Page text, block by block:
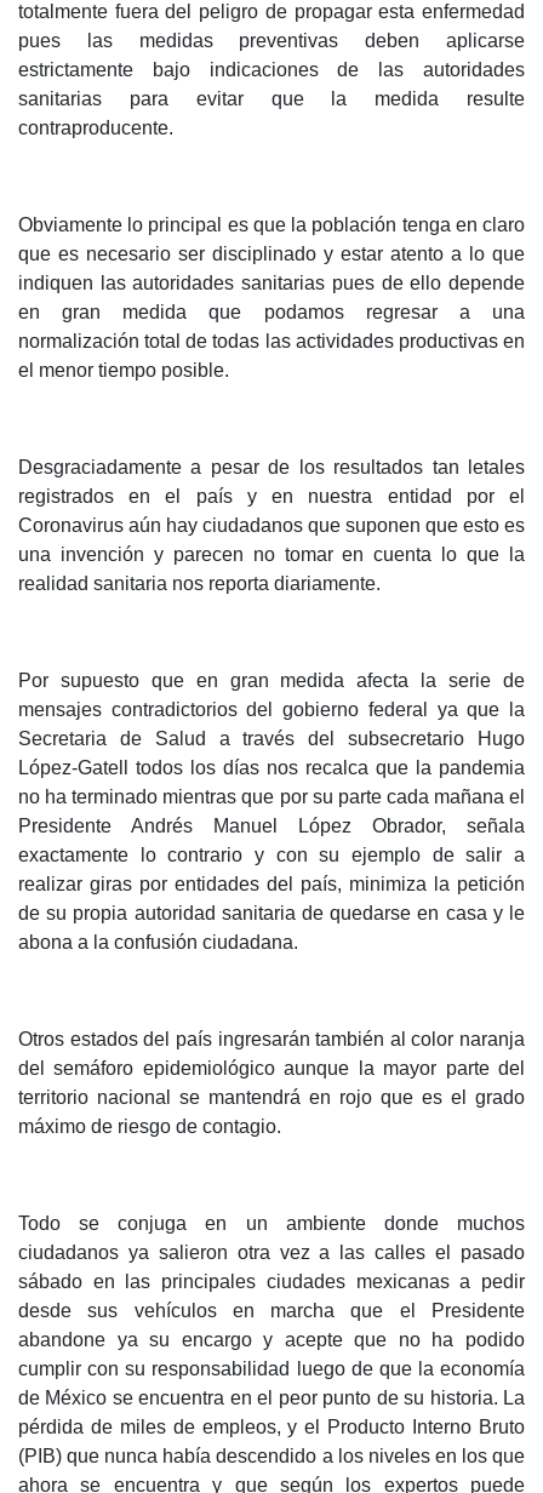
totalmente fuera del peligro de propagar esta enfermedad
pues las medidas preventivas deben aplicarse
estrictamente bajo indicaciones de las autoridades
sanitarias para evitar que la medida resulte
contraproducente.
Obviamente lo principal es que la población tenga en claro
que es necesario ser disciplinado y estar atento a lo que
indiquen las autoridades sanitarias pues de ello depende
en gran medida que podamos regresar a una
normalización total de todas las actividades productivas en
el menor tiempo posible.
Desgraciadamente a pesar de los resultados tan letales
registrados en el país y en nuestra entidad por el
Coronavirus aún hay ciudadanos que suponen que esto es
una invención y parecen no tomar en cuenta lo que la
realidad sanitaria nos reporta diariamente.
Por supuesto que en gran medida afecta la serie de
mensajes contradictorios del gobierno federal ya que la
Secretaria de Salud a través del subsecretario Hugo
López-Gatell todos los días nos recalca que la pandemia
no ha terminado mientras que por su parte cada mañana el
Presidente Andrés Manuel López Obrador, señala
exactamente lo contrario y con su ejemplo de salir a
realizar giras por entidades del país, minimiza la petición
de su propia autoridad sanitaria de quedarse en casa y le
abona a la confusión ciudadana.
Otros estados del país ingresarán también al color naranja
del semáforo epidemiológico aunque la mayor parte del
territorio nacional se mantendrá en rojo que es el grado
máximo de riesgo de contagio.
Todo se conjuga en un ambiente donde muchos
ciudadanos ya salieron otra vez a las calles el pasado
sábado en las principales ciudades mexicanas a pedir
desde sus vehículos en marcha que el Presidente
abandone ya su encargo y acepte que no ha podido
cumplir con su responsabilidad luego de que la economía
de México se encuentra en el peor punto de su historia. La
pérdida de miles de empleos, y el Producto Interno Bruto
(PIB) que nunca había descendido a los niveles en los que
ahora se encuentra y que según los expertos puede